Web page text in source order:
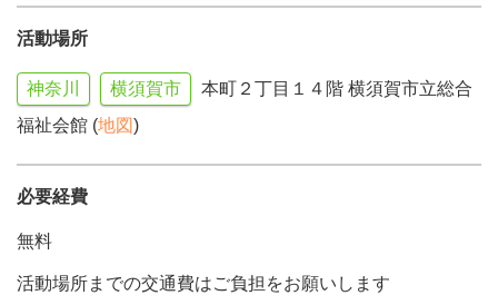
活動場所
神奈川 横須賀市
本町２丁目１４階 横須賀市立総合
福祉会館 (地図)
必要経費
無料
活動場所までの交通費はご負担をお願いします